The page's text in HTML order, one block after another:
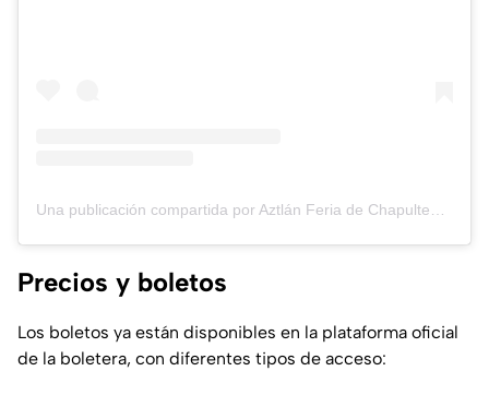
Precios y boletos
Los boletos ya están disponibles en la plataforma oficial
de la boletera, con diferentes tipos de acceso: